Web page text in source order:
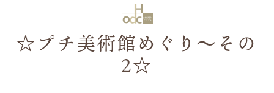
☆プチ美術館めぐり～その
2☆